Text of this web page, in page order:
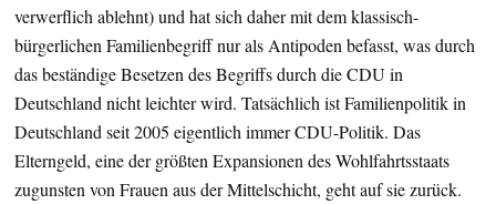
verwerflich ablehnt) und hat sich daher mit dem klassisch-
bürgerlichen Familienbegriff nur als Antipoden befasst, was durch
das beständige Besetzen des Begriffs durch die CDU in
Deutschland nicht leichter wird. Tatsächlich ist Familienpolitik in
Deutschland seit 2005 eigentlich immer CDU-Politik. Das
Elterngeld, eine der größten Expansionen des Wohlfahrtsstaats
zugunsten von Frauen aus der Mittelschicht, geht auf sie zurück.